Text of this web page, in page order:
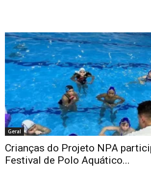
Geral
Crianças do Projeto NPA
Festival de Polo Aquático...